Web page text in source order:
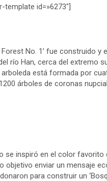
template id=»6273″]
Forest No. 1’ fue construido y
río Han, cerca del extremo
arboleda está formada por
árboles de coronas
se inspiró en el color favorito
objetivo enviar un mensaje
para construir un